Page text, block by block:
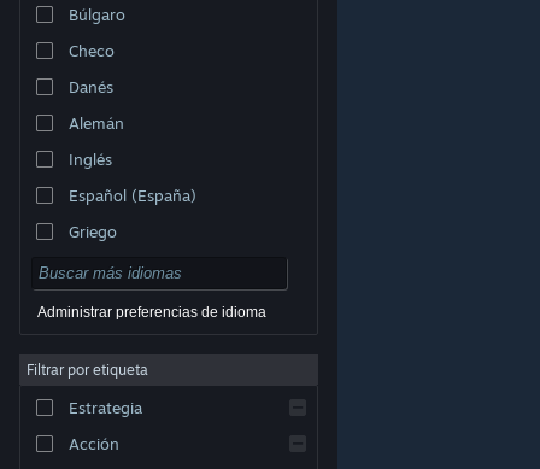
© Valve Corporation. Todos los derechos reservados.
Todas las marcas registradas pertenecen a sus
de Privacidad|Información legal
Acuerdo de Suscriptor a Steam
Cookies
Búlgaro
Checo
Danés
Alemán
Inglés
Español (España)
Griego
Administrar preferencias de idioma
Filtrar por etiqueta
Estrategia
Acción